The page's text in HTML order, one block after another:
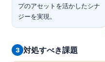
プのアセットを活かしたシナ
ジーを実現。
3 対処すべき課題